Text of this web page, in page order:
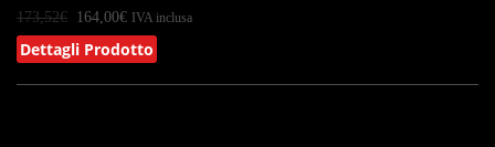
173,52€ 164,00€ IVA inclusa
Dettagli Prodotto